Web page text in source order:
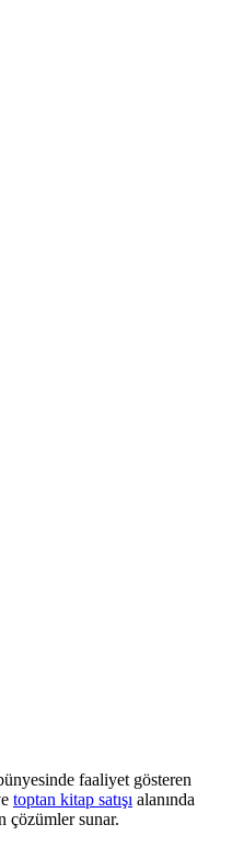
faaliyet gösteren
toptan kitap satışı alanında
çözümler sunar.